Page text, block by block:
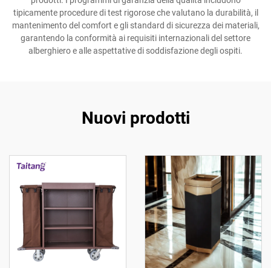
tipicamente procedure di test rigorose che valutano la durabilità, il
mantenimento del comfort e gli standard di sicurezza dei materiali,
garantendo la conformità ai requisiti internazionali del settore
alberghiero e alle aspettative di soddisfazione degli ospiti.
Nuovi prodotti